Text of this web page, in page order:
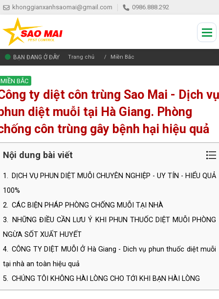
khonggianxanhsaomai@gmail.com 0986.888.292
BẠN ĐANG Ở ĐÂY Trang chủ Miền Bắc
MIỀN BẮC
ty diệt côn trùng Sao Mai - Dịch vụ
diệt muỗi tại Hà Giang. Phòng
côn trùng gây bệnh hại hiệu quả
Nội dung bài viết
1. DỊCH VỤ PHUN DIỆT MUỖI CHUYÊN NGHIỆP - UY TÍN - HIỂU QUẢ
100%
2. CÁC BIỆN PHÁP PHÒNG CHỐNG MUỖI TẠI NHÀ
3.
NHỮNG ĐIỀU CẦN LƯU Ý KHI PHUN THUỐC DIỆT MUỖI PHÒNG
NGỪA SỐT XUẤT HUYẾT
4. CÔNG TY DIỆT MUỖI Ở Hà Giang - Dich vụ phun thuốc diệt muỗi
tại nhà an toàn hiệu quả
5. CHÚNG TÔI KHÔNG HÀI LÒNG CHO TỚI KHI BẠN HÀI LÒNG